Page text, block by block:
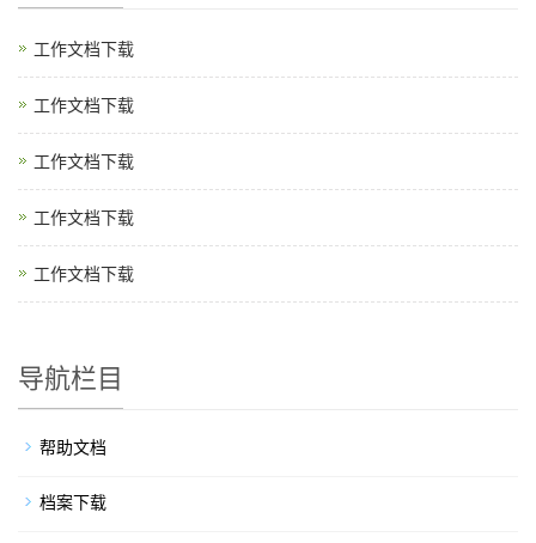
工作文档下载
工作文档下载
工作文档下载
工作文档下载
工作文档下载
导航栏目
帮助文档
档案下载